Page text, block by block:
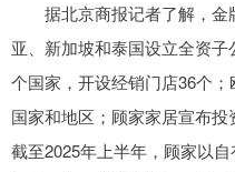
据北京商报记者了解，金
亚、新加坡和泰国设立全资
个国家，开设经销门店36个
国家和地区；顾家家居宣布投
截至2025年上半年，顾家以